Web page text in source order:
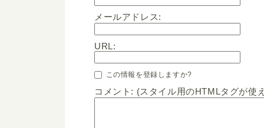
メールアドレス:
URL:
この情報を登録しますか?
コメント: (スタイル用のHTMLタグが使